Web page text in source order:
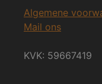
Algemene
Mail ons
KVK: 59667419